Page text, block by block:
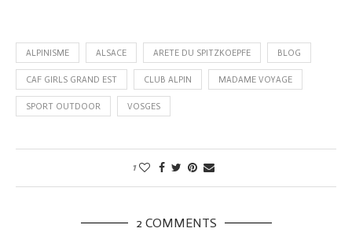
ALPINISME ALSACE ARETE DU SPITZKOEPFE BLOG
CAF GIRLS GRAND EST CLUB ALPIN MADAME VOYAGE
SPORT OUTDOOR VOSGES
1
2 COMMENTS